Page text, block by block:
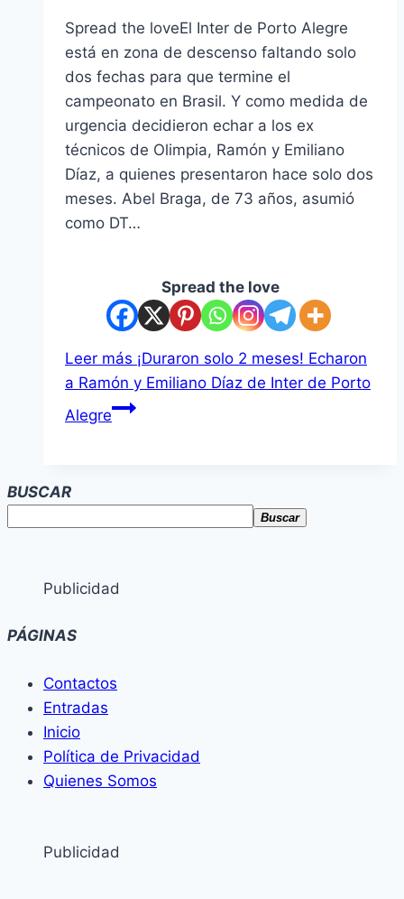
Spread the loveEl Inter de Porto Alegre
está en zona de descenso faltando solo
dos fechas para que termine el
campeonato en Brasil. Y como medida de
urgencia decidieron echar a los ex
técnicos de Olimpia, Ramón y Emiliano
Díaz, a quienes presentaron hace solo dos
meses. Abel Braga, de 73 años, asumió
como DT…
Spread the love
Leer más ¡Duraron solo 2 meses! Echaron
a Ramón y Emiliano Díaz de Inter de Porto
Alegre
BUSCAR
Buscar
Publicidad
PÁGINAS
Contactos
Entradas
Inicio
Política de Privacidad
Quienes Somos
Publicidad